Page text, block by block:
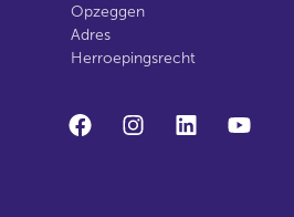
Opzeggen
Adres
Herroepingsrecht
facebookinstagramlinkedinyoutube